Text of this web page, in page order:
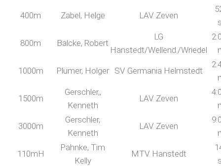
400m Zabel, Helge LAV Zeven
800m Balcke, Robert
LG
Hanstedt/Wellend./Wriedel
1000m Plümer, Holger SV Germania Helmstedt
1500m
Gerschler,,
Kenneth
LAV Zeven
3000m
Gerschler,
Kenneth
LAV Zeven
110mH
Pahnke, Tim
Kelly
MTV Hanstedt